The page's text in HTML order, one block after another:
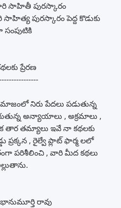
సాహితీ పురస్కారం‌
పురస్కారం పెద్ద కొడుకు
సంపుటికి
ప్రేరణ
నిరు పేదలు పడుతున్న
అన్యాయాలు , అక్రమాలు ,
తార తమ్యాలు ఇవే నా కథలకు
ప్రక్కన , రైల్వే ప్లాట్ ఫార్మ లలో
పరిశీలించి , వారి మీద కథలు
రావు